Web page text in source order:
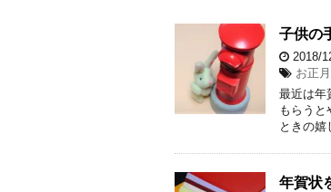
子供の
2018/
お正月
最近は年
もらう
ときの
年賀状